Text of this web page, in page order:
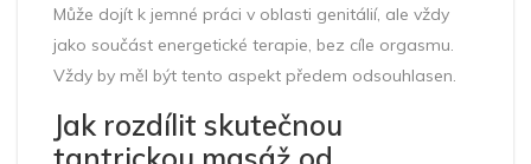
Může dojít k jemné práci v oblasti genitálií, ale vždy
jako součást energetické terapie, bez cíle orgasmu.
Vždy by měl být tento aspekt předem odsouhlasen.
Jak rozdílit skutečnou